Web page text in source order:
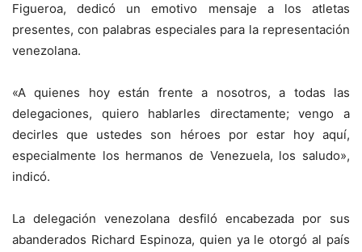
Figueroa, dedicó un emotivo mensaje a los atletas
presentes, con palabras especiales para la representación
venezolana.
«A quienes hoy están frente a nosotros, a todas las
delegaciones, quiero hablarles directamente; vengo a
decirles que ustedes son héroes por estar hoy aquí,
especialmente los hermanos de Venezuela, los saludo»,
indicó.
La delegación venezolana desfiló encabezada por sus
abanderados Richard Espinoza, quien ya le otorgó al país